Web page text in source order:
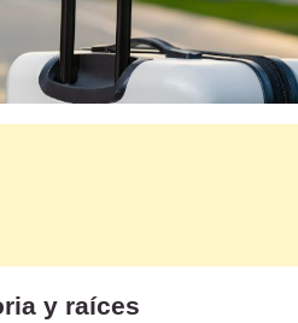
y raíces